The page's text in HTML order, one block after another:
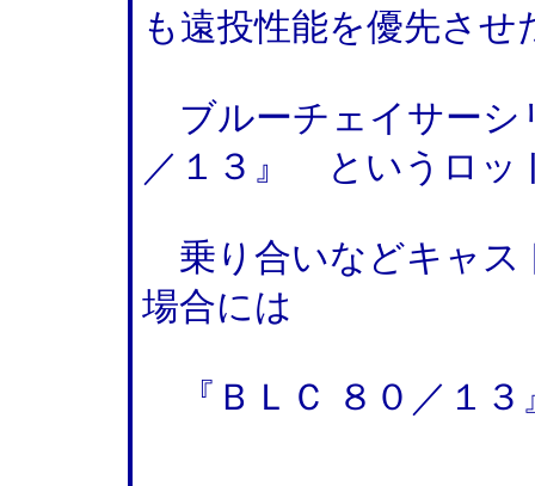
も遠投性能を優先させ
ブルーチェイサーシ
／１３』 というロッ
乗り合いなどキャス
場合には
『ＢＬＣ ８０／１